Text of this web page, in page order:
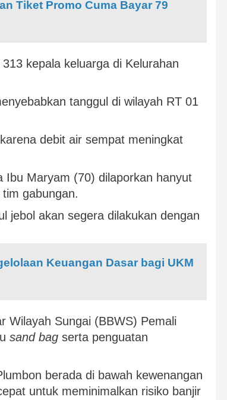
Tiket Promo Cuma Bayar 79
kepala keluarga di Kelurahan
tanggul di wilayah RT 01
debit air sempat meningkat
Ibu Maryam (70) dilaporkan hanyut
gabungan.
jebol akan segera dilakukan dengan
Keuangan Dasar bagi UKM
Wilayah Sungai (BBWS) Pemali
sand bag serta penguatan
berada di bawah kewenangan
untuk meminimalkan risiko banjir